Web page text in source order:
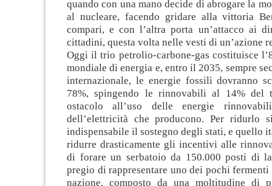
quando con una mano decide di abrogare la
al nucleare, facendo gridare alla vittoria
compari, e con l’altra porta un’attacco ai
cittadini, questa volta nelle vesti di un’azione
Oggi il trio petrolio-carbone-gas costituisce
mondiale di energia e, entro il 2035, sempre
internazionale, le energie fossili dovranno
78%, spingendo le rinnovabili al 14% del
ostacolo all’uso delle energie
dell’elettricità che producono. Per ridurlo
indispensabile il sostegno degli stati, e quello
ridurre drasticamente gli incentivi alle
di forare un serbatoio da 150.000 posti di
pregio di rappresentare uno dei pochi
nazione, composto da una moltitudine di